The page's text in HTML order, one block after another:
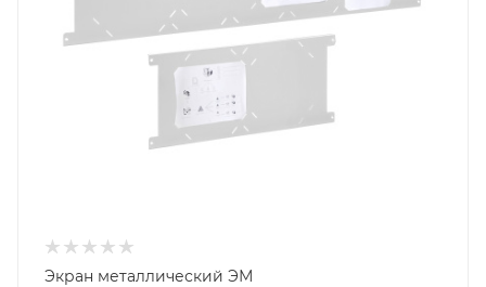
Экран металлический ЭМ